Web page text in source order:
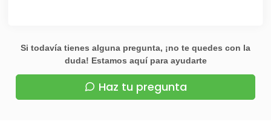
Si todavía tienes alguna pregunta, ¡no te quedes con la
duda! Estamos aquí para ayudarte
Haz tu pregunta